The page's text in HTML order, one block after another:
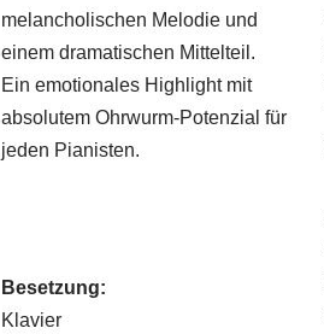
melancholischen Melodie und
einem dramatischen Mittelteil.
Ein emotionales Highlight mit
absolutem Ohrwurm-Potenzial für
jeden Pianisten.
Besetzung:
Klavier